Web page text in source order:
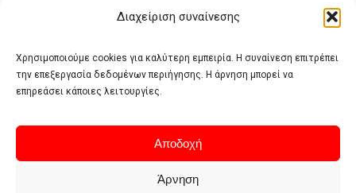
Διαχείριση συναίνεσης
Χρησιμοποιούμε cookies για καλύτερη εμπειρία. Η συναίνεση επιτρέπει
την επεξεργασία δεδομένων περιήγησης. Η άρνηση μπορεί να
επηρεάσει κάποιες λειτουργίες.
Αποδοχή
Άρνηση
Πολυτέλεια δεν είναι το αντίθετο της ανέχειας, είναι το αντίθετο της